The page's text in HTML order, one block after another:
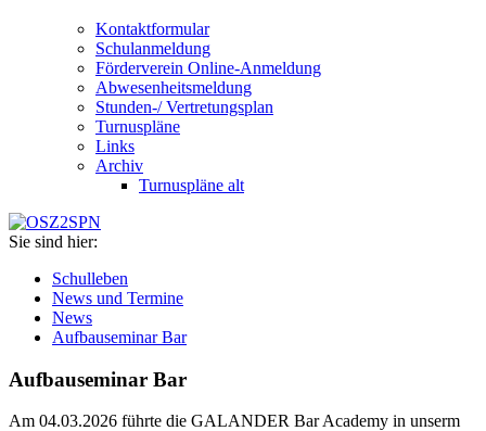
Kontaktformular
Schulanmeldung
Förderverein Online-Anmeldung
Abwesenheitsmeldung
Stunden-/ Vertretungsplan
Turnuspläne
Links
Archiv
Turnuspläne alt
Sie sind hier:
Schulleben
News und Termine
News
Aufbauseminar Bar
Aufbauseminar Bar
Am 04.03.2026 führte die GALANDER Bar Academy in unserm